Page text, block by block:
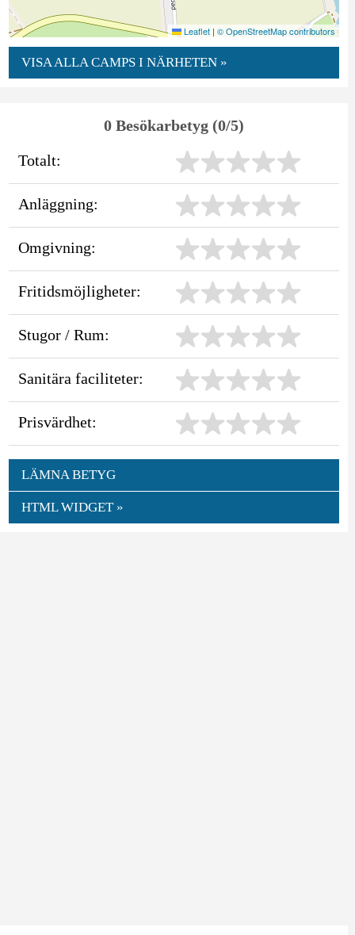
Leaflet | © OpenStreetMap contributors
VISA ALLA CAMPS I NÄRHETEN »
0 Besökarbetyg (0/5)
Totalt:
Anläggning:
Omgivning:
Fritidsmöjligheter:
Stugor / Rum:
Sanitära faciliteter:
Prisvärdhet:
LÄMNA BETYG
HTML WIDGET »